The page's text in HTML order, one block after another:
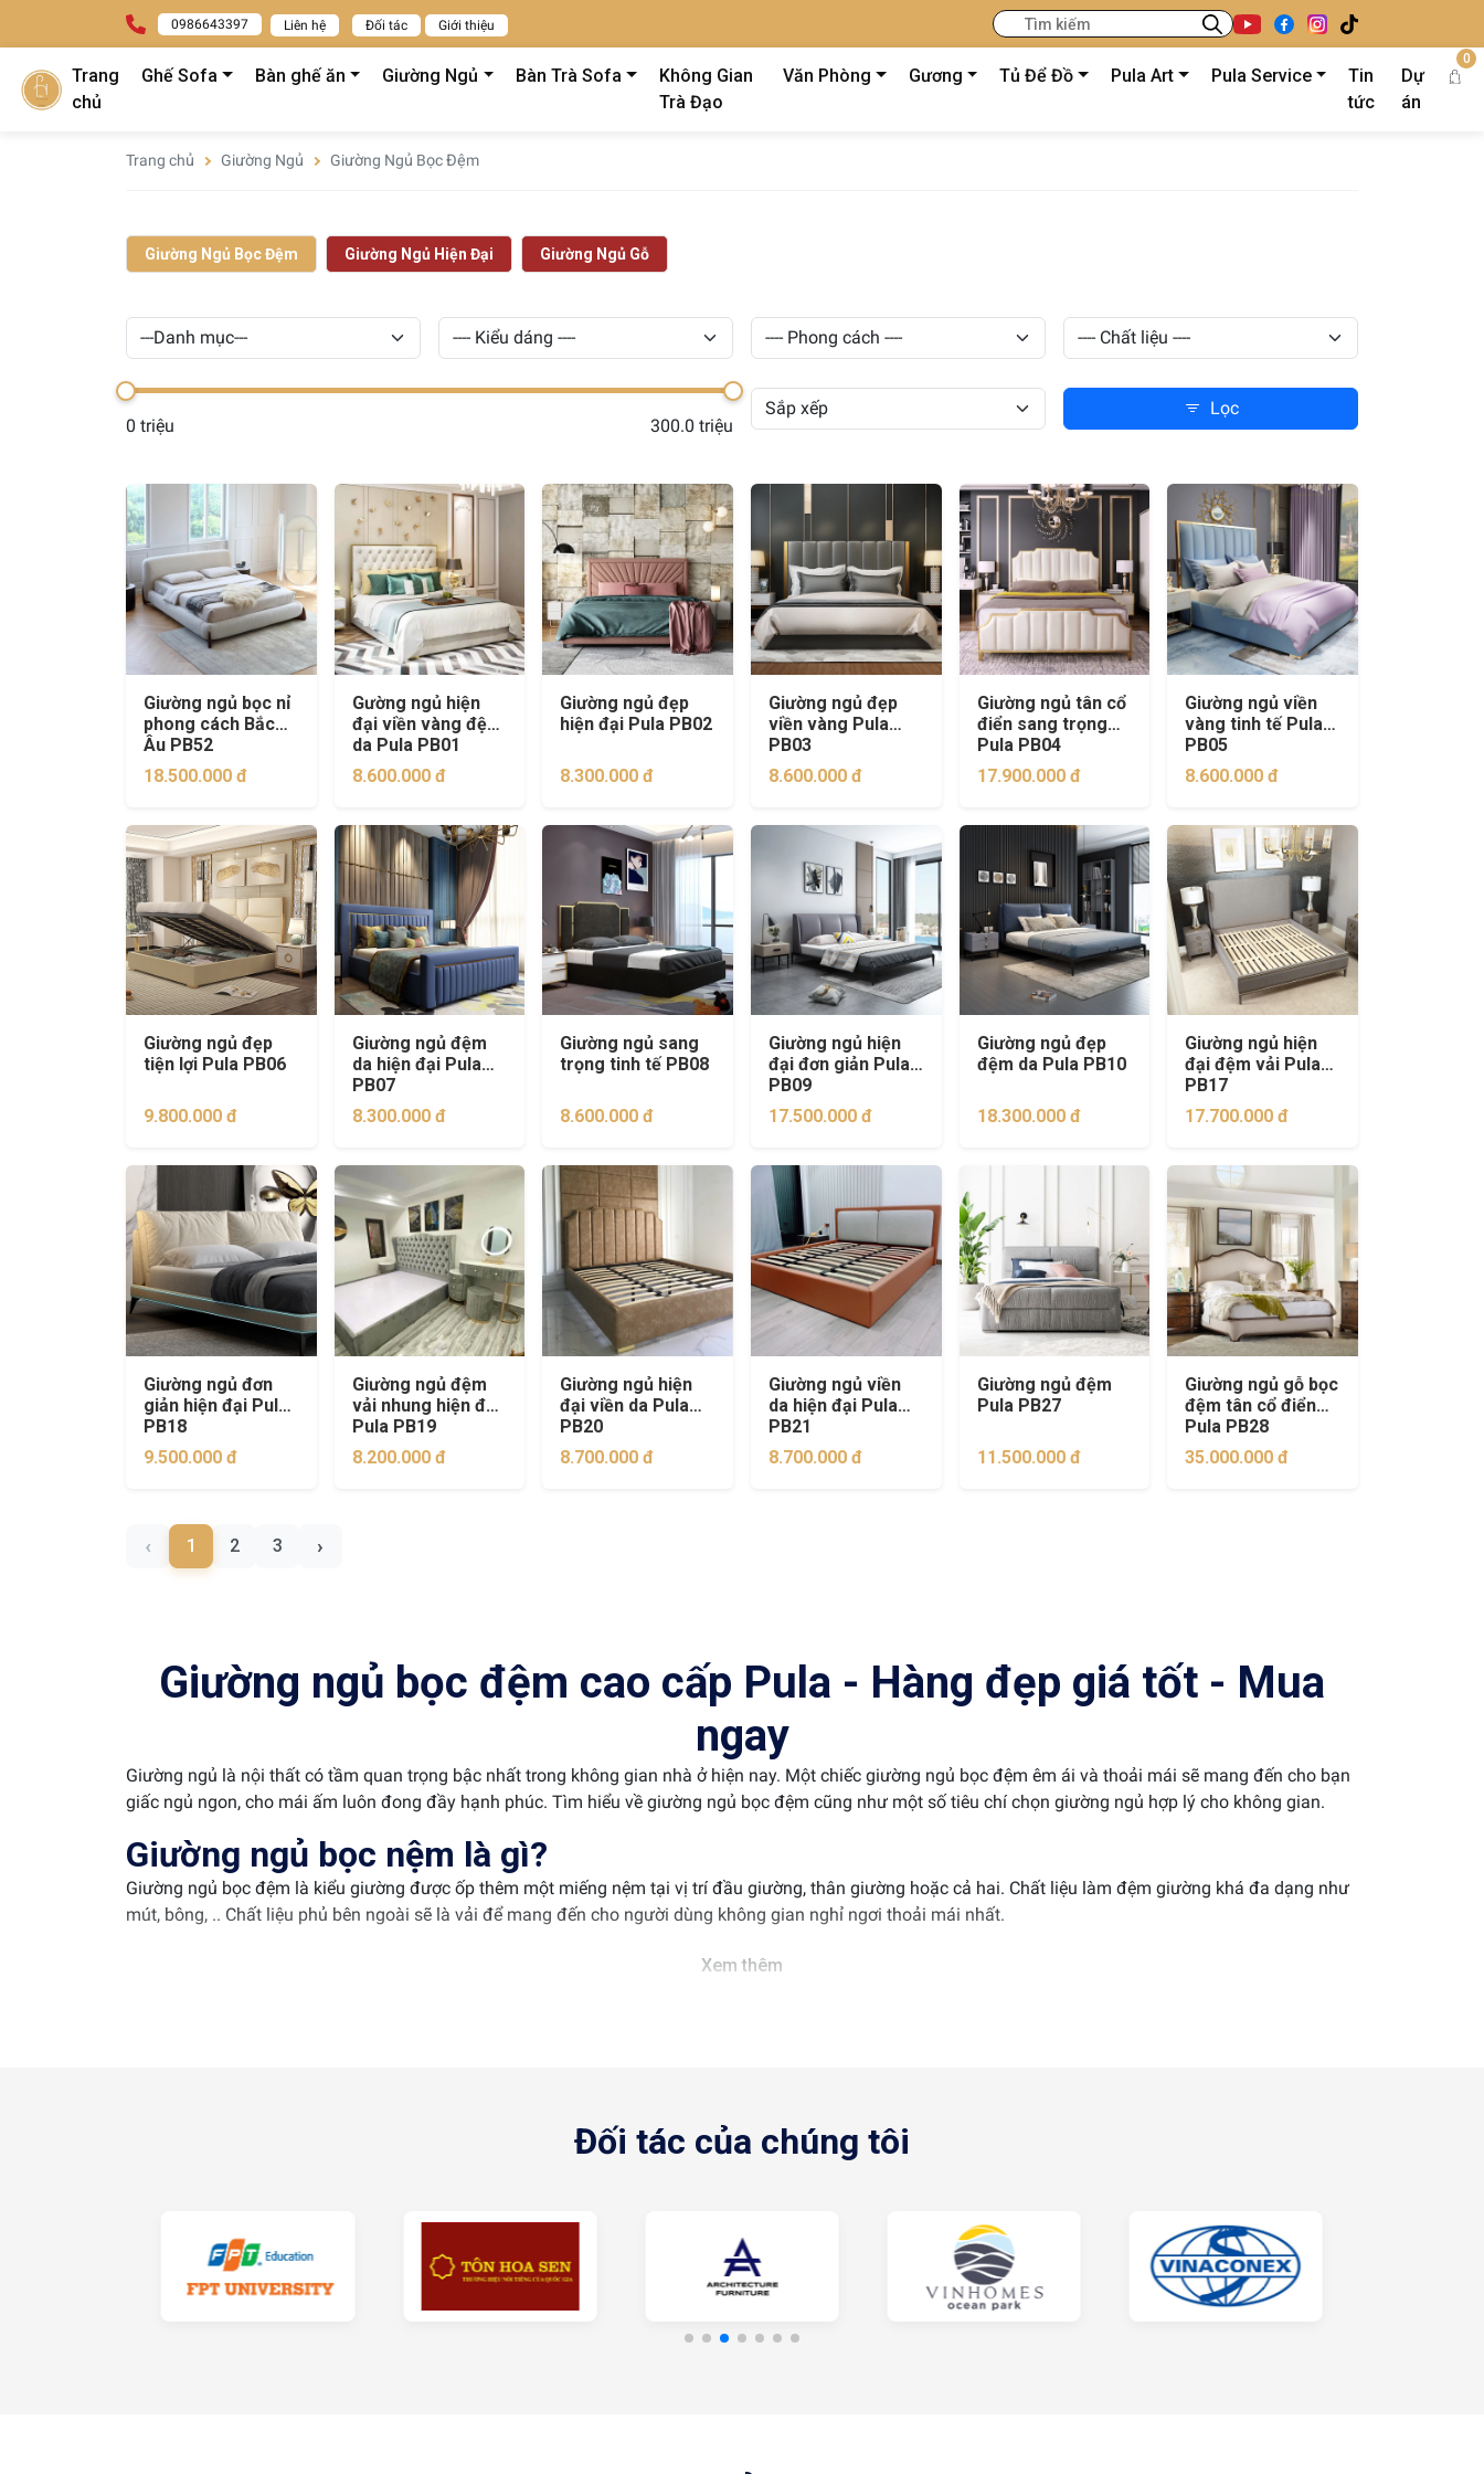
0986643397 Liên hệ Đối tác Giới thiệu
Trang
chủ
Ghế Sofa Bàn ghế ăn Giường Ngủ Bàn Trà Sofa
Không Gian
Trà Đạo
Văn Phòng Gương Tủ Để Đồ Pula Art Pula Service
Tin
tức
Dự
án
0
Trang chủ Giường Ngủ Giường Ngủ Bọc Đệm
Giường Ngủ Bọc Đệm Giường Ngủ Hiện Đại Giường Ngủ Gỗ
0 triệu 300.0 triệu
Lọc
Giường ngủ bọc nỉ
phong cách Bắc
Âu PB52
18.500.000 đ
Gường ngủ hiện
đại viền vàng đệm
da Pula PB01
8.600.000 đ
Giường ngủ đẹp
hiện đại Pula PB02
8.300.000 đ
Giường ngủ đẹp
viền vàng Pula
PB03
8.600.000 đ
Giường ngủ tân cổ
điển sang trọng
Pula PB04
17.900.000 đ
Giường ngủ viền
vàng tinh tế Pula
PB05
8.600.000 đ
Giường ngủ đẹp
tiện lợi Pula PB06
9.800.000 đ
Giường ngủ đệm
da hiện đại Pula
PB07
8.300.000 đ
Giường ngủ sang
trọng tinh tế PB08
8.600.000 đ
Giường ngủ hiện
đại đơn giản Pula
PB09
17.500.000 đ
Giường ngủ đẹp
đệm da Pula PB10
18.300.000 đ
Giường ngủ hiện
đại đệm vải Pula
PB17
17.700.000 đ
Giường ngủ đơn
giản hiện đại Pula
PB18
9.500.000 đ
Giường ngủ đệm
vải nhung hiện đại
Pula PB19
8.200.000 đ
Giường ngủ hiện
đại viền da Pula
PB20
8.700.000 đ
Giường ngủ viền
da hiện đại Pula
PB21
8.700.000 đ
Giường ngủ đệm
Pula PB27
11.500.000 đ
Giường ngủ gỗ bọc
đệm tân cổ điển
Pula PB28
35.000.000 đ
‹ 1 2 3 ›
Giường ngủ bọc đệm cao cấp Pula - Hàng đẹp giá tốt - Mua
ngay
Giường ngủ là nội thất có tầm quan trọng bậc nhất trong không gian nhà ở hiện nay. Một chiếc giường ngủ bọc đệm êm ái và thoải mái sẽ mang đến cho bạn
giấc ngủ ngon, cho mái ấm luôn đong đầy hạnh phúc. Tìm hiểu về giường ngủ bọc đệm cũng như một số tiêu chí chọn giường ngủ hợp lý cho không gian.
Giường ngủ bọc nệm là gì?
Giường ngủ bọc đệm là kiểu giường được ốp thêm một miếng nệm tại vị trí đầu giường, thân giường hoặc cả hai. Chất liệu làm đệm giường khá đa dạng như
mút, bông, .. Chất liệu phủ bên ngoài sẽ là vải để mang đến cho người dùng không gian nghỉ ngơi thoải mái nhất.
Hiện nay, trên thị trường cung cấp các loại giường ngủ với phong cách đa dạng, phù hợp với nhiều không gian như:
Phong cách cổ điển mang đến không gian ấm cúng, hoài niệm.
Phong cách vintage nhẹ nhàng và yên bình.
Đa dạng phong cách giường ngủ, phù hợp nhiều không gian
Xem thêm
Đối tác của chúng tôi